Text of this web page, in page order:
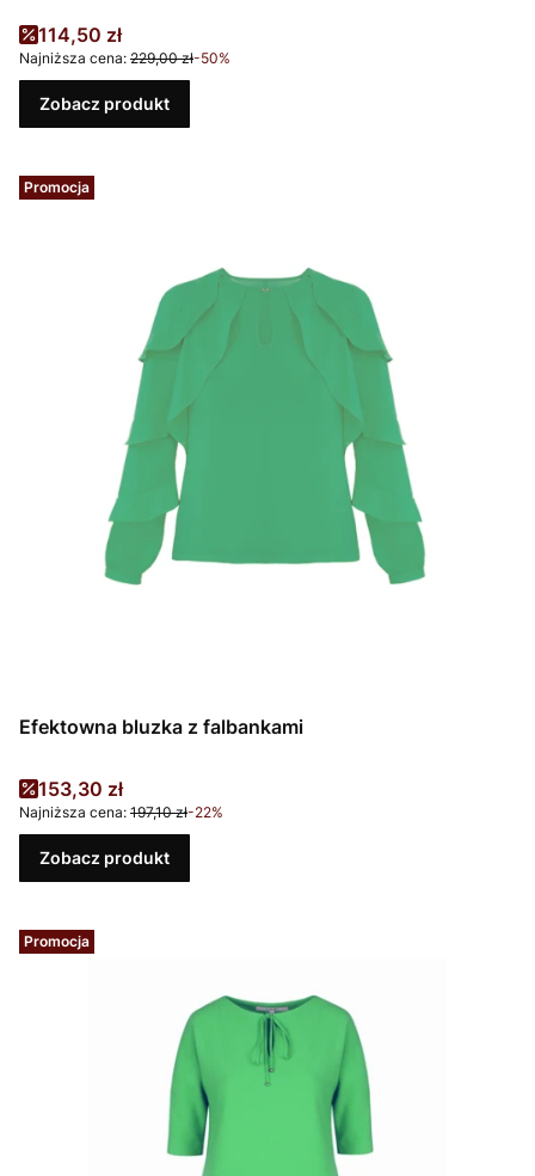
Cena promocyjna
114,50 zł
Najniższa cena: 229,00 zł-50%
Zobacz produkt
Promocja
Efektowna bluzka z falbankami
Cena promocyjna
153,30 zł
Najniższa cena: 197,10 zł-22%
Zobacz produkt
Promocja